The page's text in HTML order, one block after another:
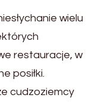
wielu
restauracje, w
posiłki.
cudzoziemcy